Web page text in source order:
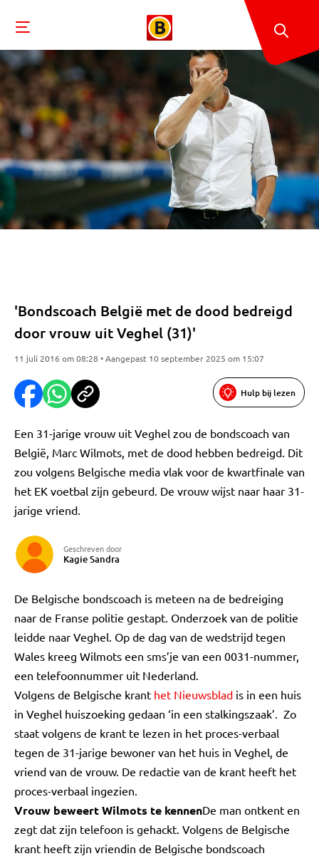
'Bondscoach België met de dood bedreigd
door vrouw uit Veghel (31)'
11 juli 2016 om 08:28 • Aangepast 10 september 2025 om 15:07
Hulp bij lezen
Een 31-jarige vrouw uit Veghel zou de bondscoach van
België, Marc Wilmots, met de dood hebben bedreigd. Dit
zou volgens Belgische media vlak voor de kwartfinale van
het EK voetbal zijn gebeurd. De vrouw wijst naar haar 31-
jarige vriend.
Geschreven door
Kagie Sandra
De Belgische bondscoach is meteen na de bedreiging
naar de Franse politie gestapt. Onderzoek van de politie
leidde naar Veghel. Op de dag van de wedstrijd tegen
Wales kreeg Wilmots een sms’je van een 0031-nummer,
een telefoonnummer uit Nederland.
Volgens de Belgische krant het Nieuwsblad is in een huis
in Veghel huiszoeking gedaan ‘in een stalkingszaak’. Zo
staat volgens de krant te lezen in het proces-verbaal
tegen de 31-jarige bewoner van het huis in Veghel, de
vriend van de vrouw. De redactie van de krant heeft het
proces-verbaal ingezien.
Vrouw beweert Wilmots te kennenDe man ontkent en
zegt dat zijn telefoon is gehackt. Volgens de Belgische
krant heeft zijn vriendin de Belgische bondscoach